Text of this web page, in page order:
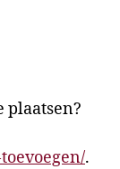
plaatsen?
.